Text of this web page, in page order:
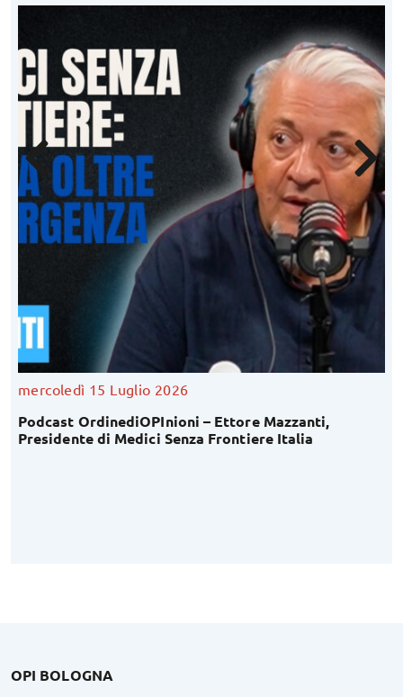
mercoledì 15 Luglio 2026
Podcast OrdinediOPInioni – Ettore Mazzanti,
Presidente di Medici Senza Frontiere Italia
OPI BOLOGNA